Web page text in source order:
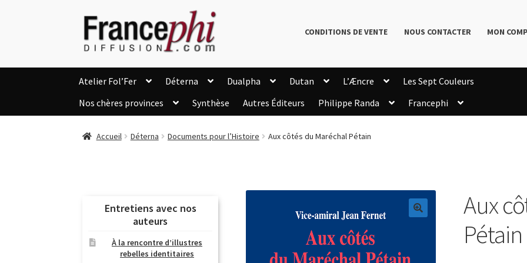
Aller
la
Aller
au
contenu
CONDITIONS DE VENTE NOUS CONTACTER MON
Atelier Fol’Fer Déterna Dualpha Dutan L’Æncre
Les Sept Couleurs
Nos chères provinces
Synthèse Autres Éditeurs Philippe Randa
Francephi
Suivi de la Commande
Accueil Déterna Documents pour l’Histoire Aux côtés du Maréchal Pétain
Aux
Pétain
Entretiens avec nos
auteurs
À la rencontre d’illustres
rebelles identitaires